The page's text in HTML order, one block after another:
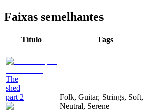
Faixas semelhantes
Título Tags
The
shed
part 2
Folk, Guitar, Strings, Soft,
Neutral, Serene